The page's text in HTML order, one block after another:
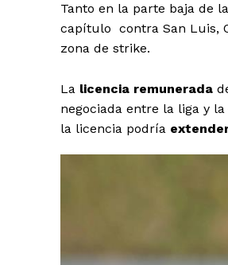
Tanto en la parte baja de
capítulo contra San Luis,
zona de strike.
La licencia remunerada
negociada entre la liga y
la licencia podría